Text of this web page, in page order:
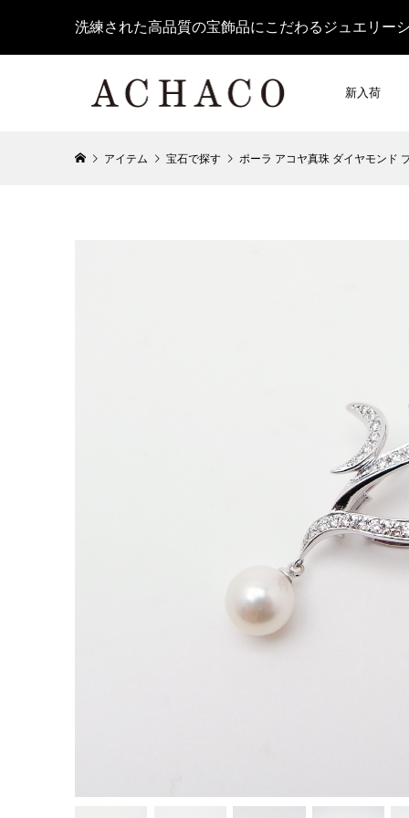
洗練された高品質の宝飾品にこだわるジュエリー
新入荷
アイテム 宝石で探す ポーラ アコヤ真珠 ダイヤモンド